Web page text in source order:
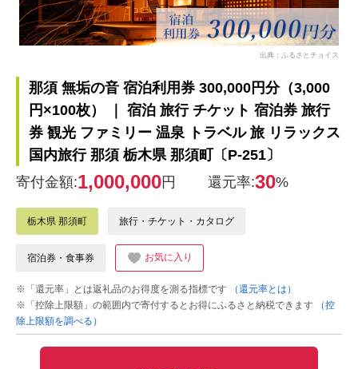
出典：ふるさとチョイス
那須 無垢の音 宿泊利用券 300,000円分（3,000
円×100枚） ｜ 宿泊 旅行 チケット 宿泊券 旅行
券 観光 ファミリー 温泉 トラベル 旅 リラックス
国内旅行 那須 栃木県 那須町〔P-251〕
寄付金額:1,000,000円 還元率:30%
栃木県 那須町 旅行・チケット・カタログ
宿泊券・食事券 お気に入り
※「還元率」とは返礼品のお得度を測る指標です
（還元率とは）
※「控除上限額」の範囲内で寄付するとお得にふるさと納税できます
（控
除上限額を調べる）